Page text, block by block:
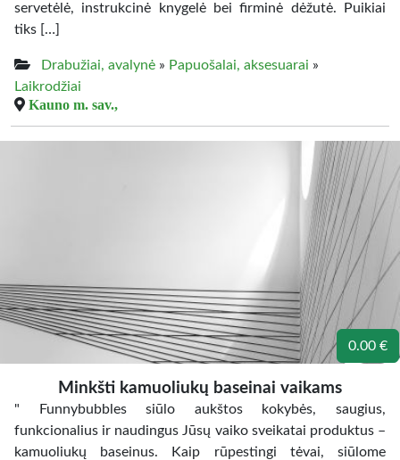
servetėlė, instrukcinė knygelė bei firminė dėžutė. Puikiai
tiks […]
Drabužiai, avalynė » Papuošalai, aksesuarai »
Laikrodžiai
Kauno m. sav.,
0.00 €
Minkšti kamuoliukų baseinai vaikams
" Funnybubbles siūlo aukštos kokybės, saugius,
funkcionalius ir naudingus Jūsų vaiko sveikatai produktus –
kamuoliukų baseinus. Kaip rūpestingi tėvai, siūlome